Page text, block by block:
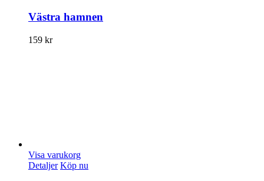
Västra hamnen
159 kr
Visa varukorg
Detaljer Köp nu